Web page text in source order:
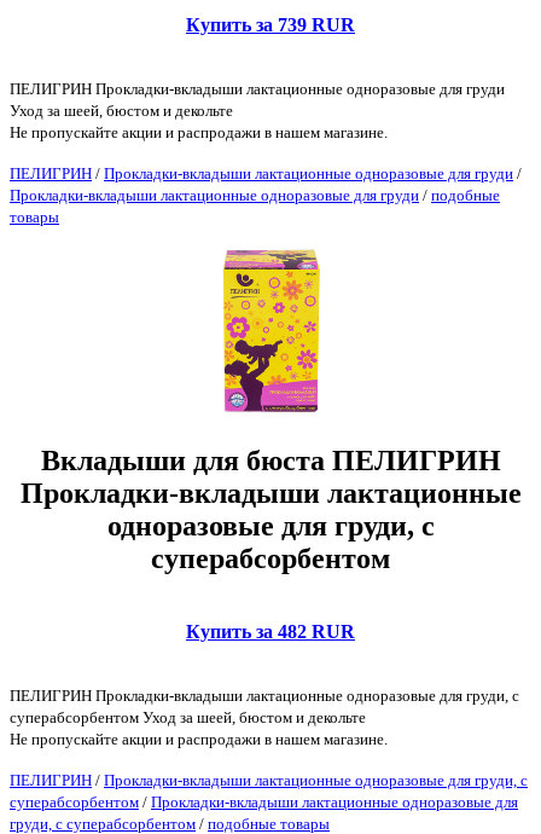
Купить за 739 RUR
ПЕЛИГРИН Прокладки-вкладыши лактационные одноразовые для груди
Уход за шеей, бюстом и декольте
Не пропускайте акции и распродажи в нашем магазине.
ПЕЛИГРИН / Прокладки-вкладыши лактационные одноразовые для груди /
Прокладки-вкладыши лактационные одноразовые для груди / подобные
товары
Вкладыши для бюста ПЕЛИГРИН
Прокладки-вкладыши лактационные
одноразовые для груди, с
суперабсорбентом
Купить за 482 RUR
ПЕЛИГРИН Прокладки-вкладыши лактационные одноразовые для груди, с
суперабсорбентом Уход за шеей, бюстом и декольте
Не пропускайте акции и распродажи в нашем магазине.
ПЕЛИГРИН / Прокладки-вкладыши лактационные одноразовые для груди, с
суперабсорбентом / Прокладки-вкладыши лактационные одноразовые для
груди, с суперабсорбентом / подобные товары